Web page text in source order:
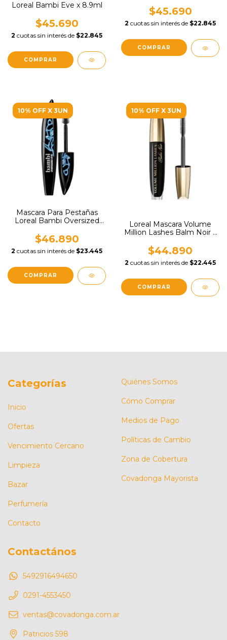
Loreal Bambi Eve x 8.9ml
$45.690
2 cuotas sin interés de $22.845
$45.690
2 cuotas sin interés de $22.845
10% OFF X 3UN
Mascara Para Pestañas
Loreal Bambi Oversized
$46.890
2 cuotas sin interés de $23.445
10% OFF X 3UN
Loreal Mascara Volume
Million Lashes Balm Noir x
$44.890
2 cuotas sin interés de $22.445
Categorías
Inicio
Ofertas
Vencimiento Cercano
Limpieza
Bazar
Perfumería
Contacto
Quiénes Somos
Cómo Comprar
Medios de Pago
Políticas de Cambio
Zona de Cobertura
Covadonga Mayorista
Contactános
5492916494650
0291-4553450
ventas@covadonga.com.ar
Patricios 598